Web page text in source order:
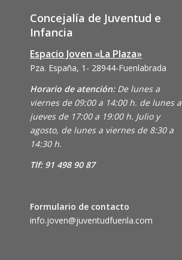
Concejalía de Juventud e
Infancia
Espacio Joven «La Plaza»
Pza. España, 1- 28944-Fuenlabrada
Horario de atención: De lunes a
viernes de 09:00 a 14:00 h. de lunes a
jueves de 17:00 a 19:00 h. Julio y
agosto, de lunes a viernes de 8:30 a
14:30 h.
Tlf: 91 498 90 87
Formulario de contacto
info.joven@juventudfuenla.com